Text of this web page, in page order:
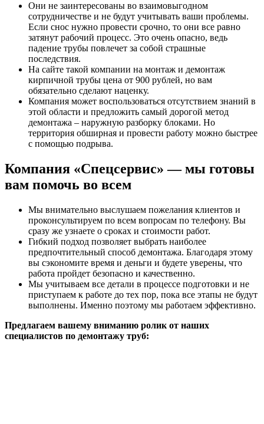
Они не заинтересованы во взаимовыгодном
сотрудничестве и не будут учитывать ваши проблемы.
Если снос нужно провести срочно, то они все равно
затянут рабочий процесс. Это очень опасно, ведь
падение трубы повлечет за собой страшные
последствия.
На сайте такой компании на монтаж и демонтаж
кирпичной трубы цена от 900 рублей, но вам
обязательно сделают наценку.
Компания может воспользоваться отсутствием знаний в
этой области и предложить самый дорогой метод
демонтажа – наружную разборку блоками. Но
территория обширная и провести работу можно быстрее
с помощью подрыва.
Компания «Спецсервис» — мы готовы
вам помочь во всем
Мы внимательно выслушаем пожелания клиентов и
проконсультируем по всем вопросам по телефону. Вы
сразу же узнаете о сроках и стоимости работ.
Гибкий подход позволяет выбрать наиболее
предпочтительный способ демонтажа. Благодаря этому
вы сэкономите время и деньги и будете уверены, что
работа пройдет безопасно и качественно.
Мы учитываем все детали в процессе подготовки и не
приступаем к работе до тех пор, пока все этапы не будут
выполнены. Именно поэтому мы работаем эффективно.
Предлагаем вашему вниманию ролик от наших
специалистов по демонтажу труб: